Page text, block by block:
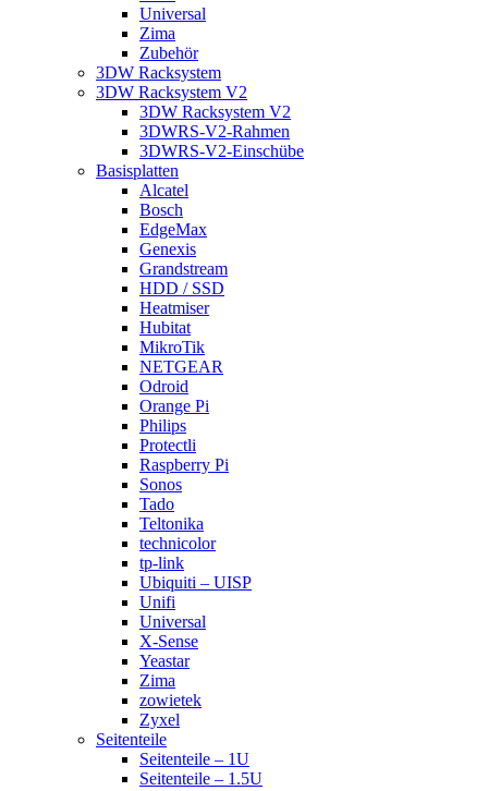
Universal
Zima
Zubehör
3DW Racksystem
3DW Racksystem V2
3DW Racksystem V2
3DWRS-V2-Rahmen
3DWRS-V2-Einschübe
Basisplatten
Alcatel
Bosch
EdgeMax
Genexis
Grandstream
HDD / SSD
Heatmiser
Hubitat
MikroTik
NETGEAR
Odroid
Orange Pi
Philips
Protectli
Raspberry Pi
Sonos
Tado
Teltonika
technicolor
tp-link
Ubiquiti – UISP
Unifi
Universal
X-Sense
Yeastar
Zima
zowietek
Zyxel
Seitenteile
Seitenteile – 1U
Seitenteile – 1.5U